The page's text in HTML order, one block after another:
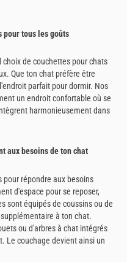
pour tous les goûts
de couchettes pour chats
Que ton chat préfère être
parfait pour dormir. Nos
un endroit confortable où se
harmonieusement dans
aux besoins de ton chat
pour répondre aux besoins
d'espace pour se reposer,
sont équipés de coussins ou de
à ton chat.
ou d'arbres à chat intégrés
Le couchage devient ainsi un